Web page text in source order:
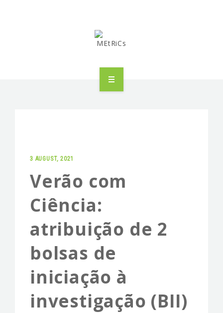
INDUSTRIAL PARTNERSHIP
ADVANCED TRAINING
EVENTS & NEWS
3 AUGUST, 2021
Verão com
Ciência:
atribuição de 2
bolsas de
iniciação à
investigação (BII)